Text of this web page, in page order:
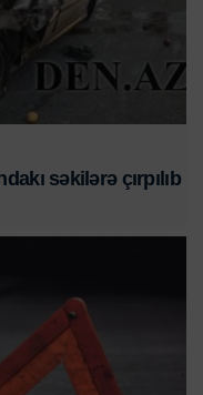
səkilərə çırpılıb